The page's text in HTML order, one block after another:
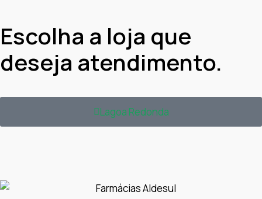
Escolha a loja que
deseja atendimento.
Lagoa Redonda